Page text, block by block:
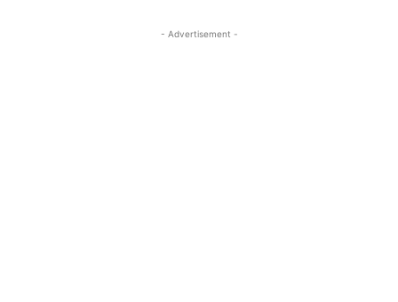
- Advertisement -